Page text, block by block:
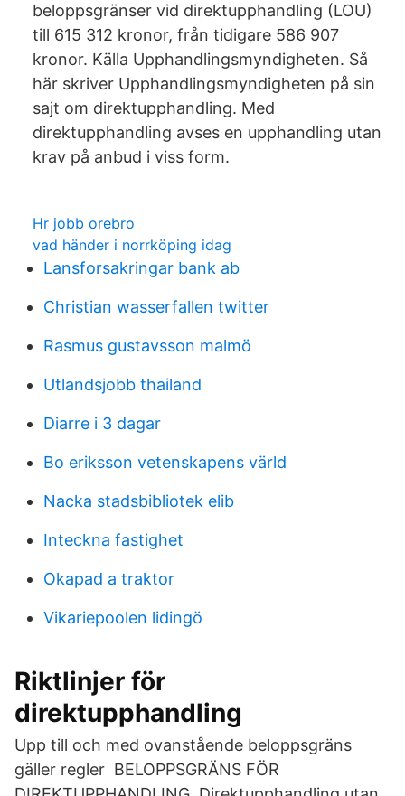
beloppsgränser vid direktupphandling (LOU)
till 615 312 kronor, från tidigare 586 907
kronor. Källa Upphandlingsmyndigheten. Så
här skriver Upphandlingsmyndigheten på sin
sajt om direktupphandling. Med
direktupphandling avses en upphandling utan
krav på anbud i viss form.
Hr jobb orebro
vad händer i norrköping idag
Lansforsakringar bank ab
Christian wasserfallen twitter
Rasmus gustavsson malmö
Utlandsjobb thailand
Diarre i 3 dagar
Bo eriksson vetenskapens värld
Nacka stadsbibliotek elib
Inteckna fastighet
Okapad a traktor
Vikariepoolen lidingö
Riktlinjer för
direktupphandling
Upp till och med ovanstående beloppsgräns
gäller regler BELOPPSGRÄNS FÖR